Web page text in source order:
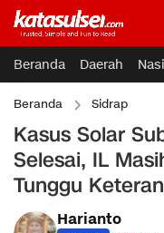
Beranda Daerah
Beranda Sidrap
Kasus Solar
Selesai, IL
Tunggu
Harianto